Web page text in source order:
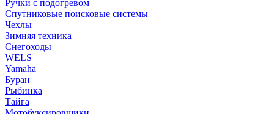
Ручки с подогревом
Спутниковые поисковые системы
Чехлы
Зимняя техника
Снегоходы
WELS
Yamaha
Буран
Рыбинка
Тайга